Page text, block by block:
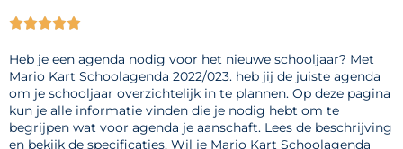

Heb je een agenda nodig voor het nieuwe schooljaar? Met
Mario Kart Schoolagenda 2022/023. heb jij de juiste agenda
om je schooljaar overzichtelijk in te plannen. Op deze pagina
kun je alle informatie vinden die je nodig hebt om te
begrijpen wat voor agenda je aanschaft. Lees de beschrijving
en bekijk de specificaties. Wil je Mario Kart Schoolagenda